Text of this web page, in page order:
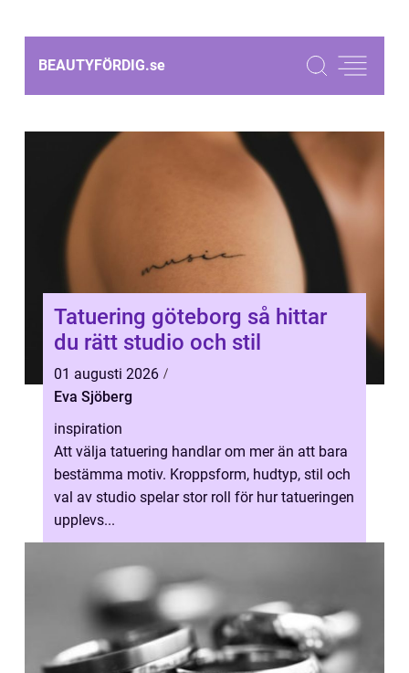
BEAUTYFÖRDIG.se
Tatuering göteborg så hittar
du rätt studio och stil
01 augusti 2026
Eva Sjöberg
inspiration
Att välja tatuering handlar om mer än att bara
bestämma motiv. Kroppsform, hudtyp, stil och
val av studio spelar stor roll för hur tatueringen
upplevs...